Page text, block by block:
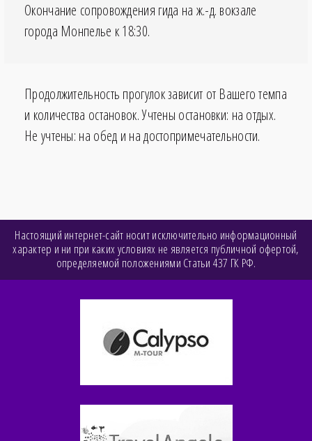
Окончание сопровождения гида на ж.-д. вокзале
города Монпелье к18:30.
Продолжительность прогулок зависит от Вашего темпа
и количества остановок. Учтены остановки: на отдых.
Не учтены: на обед и на достопримечательности.
Настоящий интернет-сайт носит исключительно информационный
характер и ни при каких условиях не является публичной офертой,
определяемой положениями Статьи 437 ГК РФ.